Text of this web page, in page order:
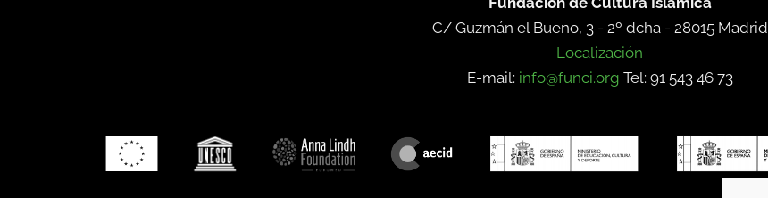
C/ Guzmán el Bueno, 3 - 2º dcha - 28015 Madrid
Localización
E-mail: info@funci.org Tel: 91 543 46 73